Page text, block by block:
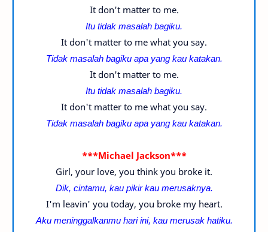
It don't matter to me.
Itu tidak masalah bagiku.
It don't matter to me what you say.
Tidak masalah bagiku apa yang kau katakan.
It don't matter to me.
Itu tidak masalah bagiku.
It don't matter to me what you say.
Tidak masalah bagiku apa yang kau katakan.
***Michael Jackson***
Girl, your love, you think you broke it.
Dik, cintamu, kau pikir kau merusaknya.
I'm leavin' you today, you broke my heart.
Aku meninggalkanmu hari ini, kau merusak hatiku.